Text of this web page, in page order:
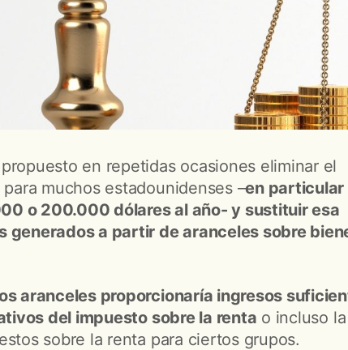
en repetidas ocasiones eliminar el
muchos estadounidenses –en particular
o 200.000 dólares al año- y sustituir esa
generados a partir de aranceles sobre
aranceles proporcionaría ingresos
del impuesto sobre la renta o incluso la
sobre la renta para ciertos grupos.